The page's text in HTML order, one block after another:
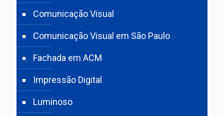
Comunicação Visual
Comunicação Visual em São Paulo
Fachada em ACM
Impressão Digital
Luminoso